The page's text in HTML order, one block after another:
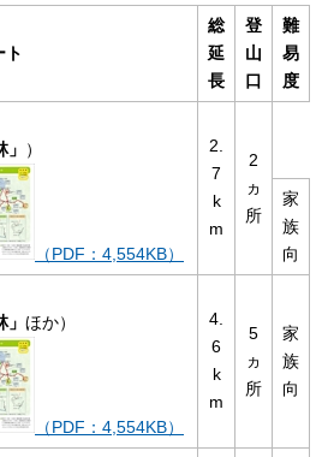
ト
総
延
長
登
山
口
難
易
度
）
（PDF：4,554KB）
2.
7
k
m
2
ヵ
所
家
族
向
ほか）
（PDF：4,554KB）
4.
6
k
m
5
ヵ
所
家
族
向